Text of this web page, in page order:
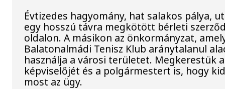
Évtizedes hagyomány, hat salakos pálya,
egy hosszú távra megkötött bérleti
oldalon. A másikon az önkormányzat,
Balatonalmádi Tenisz Klub aránytalanul
használja a városi területet. Megkerestük
képviselőjét és a polgármestert is, hogy
most az ügy.